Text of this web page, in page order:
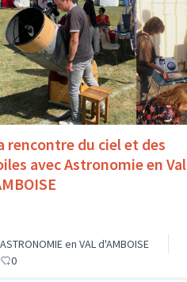
rencontre du ciel et des
avec Astronomie en Val
ASTRONOMIE en VAL d'AMBOISE
0